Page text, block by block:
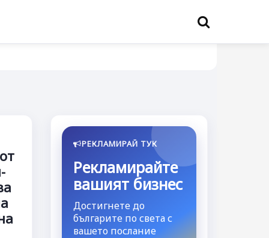
РЕКЛАМИРАЙ ТУК
Рекламирайте
вашият бизнес
Достигнете до
българите по света с
вашето послание